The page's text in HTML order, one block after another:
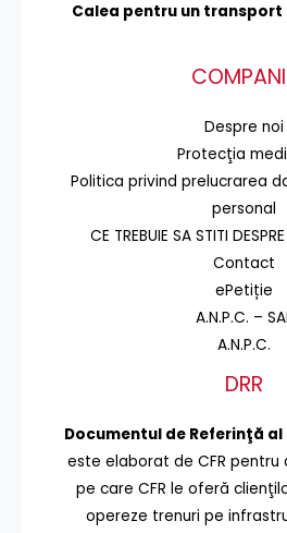
Calea pentru un transport
Despre noi
Protecţia
Politica privind prelucrarea
personal
CE TREBUIE SA STITI
Contact
ePetiție
A.N.P.C. –
A.N.P.C.
DRR
Documentul de Referinţă al
este elaborat de CFR pentru
pe care CFR le oferă
opereze trenuri pe